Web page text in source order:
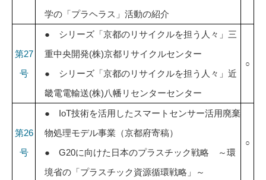
学の「プラヘラス」活動の紹介
第27
号
● シリーズ「京都のリサイクルを担う人々」三
重中央開発(株)京都リサイクルセンター
● シリーズ「京都のリサイクルを担う人々」近
畿電電輸送(株)八幡リセンターセンター
○
第26
号
● IoT技術を活用したスマートセンサー活用廃棄
物処理モデル事業（京都府寄稿）
● G20に向けた日本のプラスチック戦略 ～環
境省の「プラスチック資源循環戦略」～
○